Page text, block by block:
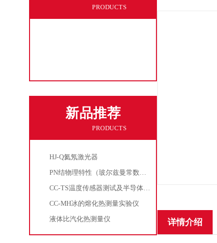
PRODUCTS
新品推荐
PRODUCTS
HJ-Q氦氖激光器
PN结物理特性（玻尔兹曼常数测定仪）
CC-TS温度传感器测试及半导体致冷控温实验仪
CC-MH冰的熔化热测量实验仪
液体比汽化热测量仪 详情介绍